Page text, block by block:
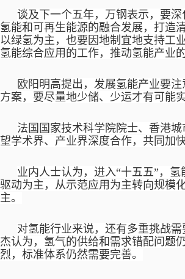
谈及下一个五年，万钢表示，要
氢能和可再生能源的融合发展，打造
以绿氢为主，也要因地制宜地支持工
氢能综合应用的工作，推动氢能产业
欧阳明高提出，发展氢能产业要
方案，要尽量地少储、少运才有可能
法国国家技术科学院院士、香港
望学术界、产业界深度合作，共同加
业内人士认为，进入“十五五”，
驱动为主，从示范应用为主转向规模
主。
对氢能行业来说，还有多重挑战
杰认为，氢气的供给和需求错配问题
烈，标准体系仍然需要完善。